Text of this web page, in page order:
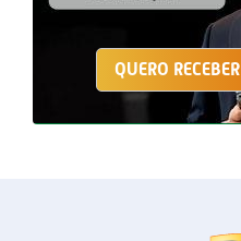
QUERO RECEBER